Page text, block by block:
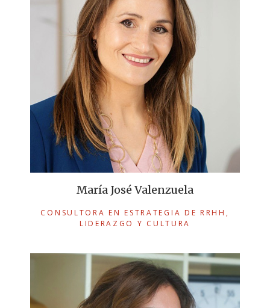
María José Valenzuela
CONSULTORA EN ESTRATEGIA DE RRHH,
LIDERAZGO Y CULTURA